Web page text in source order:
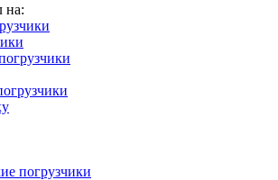
на:
погрузчики